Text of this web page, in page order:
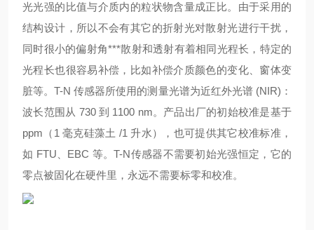
光光强的比值与介质内的粒状物含量成正比。由于采用的
结构设计，所以不会有其它的折射光对散射光进行干扰，
同时很小的偏射角***散射和透射有着相同光程长，特定的
光程长也很容易补偿，比如补偿介质颜色的变化、窗体变
脏等。T-N 传感器所使用的测量光谱为近红外光谱 (NIR)：
波长范围从 730 到 1100 nm。产品出厂的初始校准是基于
ppm（1 毫克硅藻土 /1 升水），也可提供其它校准标准，
如 FTU、EBC 等。T-N传感器不需要初始光强恒定，它的
零点被固化在硬件里，永远不需要标零和校准。